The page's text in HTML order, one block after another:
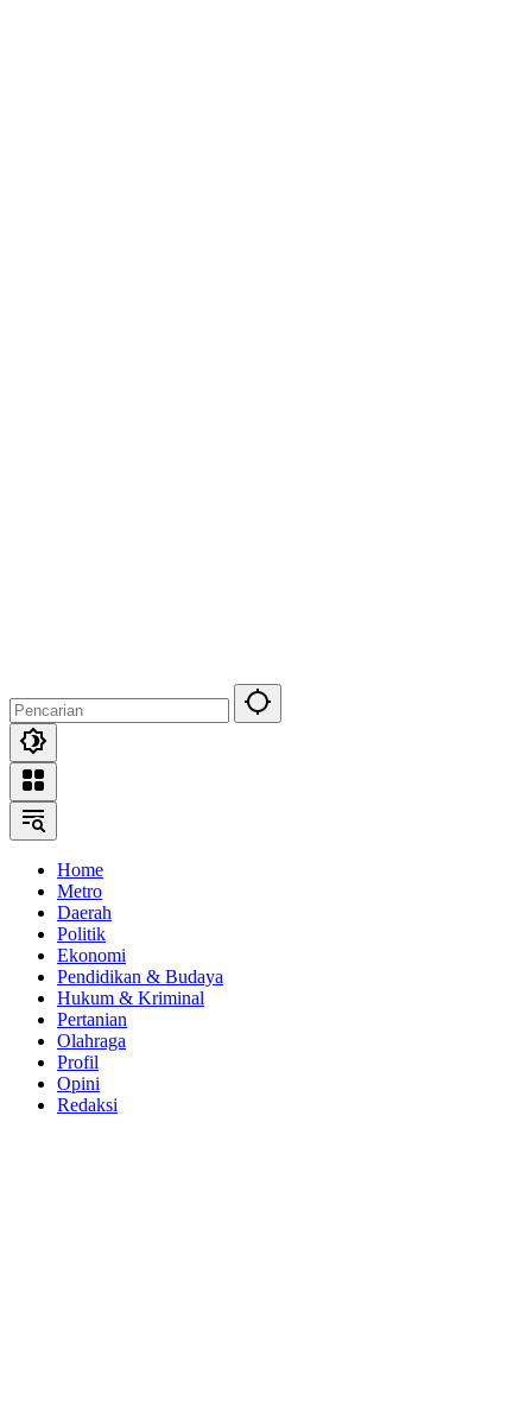
Home
Metro
Daerah
Politik
Ekonomi
Pendidikan & Budaya
Hukum & Kriminal
Pertanian
Olahraga
Profil
Opini
Redaksi